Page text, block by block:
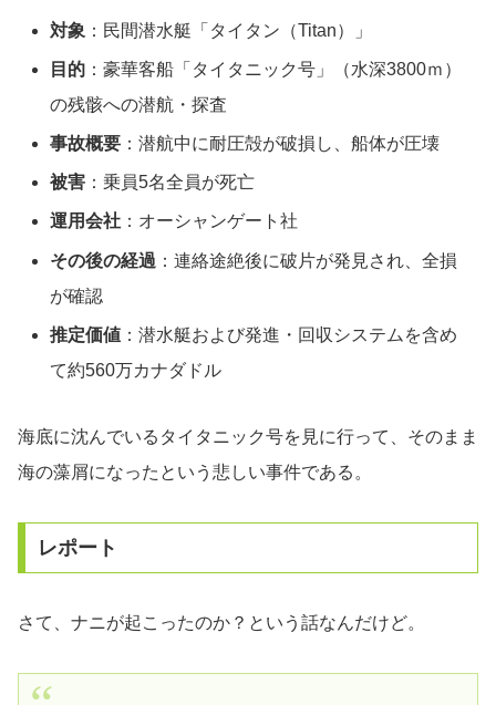
対象 ：民間潜水艇「タイタン（Titan）」
目的 ：豪華客船「タイタニック号」（水深3800ｍ）
の残骸への潜航・探査
事故概要 ：潜航中に耐圧殻が破損し、船体が圧壊
被害 ：乗員5名全員が死亡
運用会社 ：オーシャンゲート社
その後の経過 ：連絡途絶後に破片が発見され、全損
が確認
推定価値 ：潜水艇および発進・回収システムを含め
て約560万カナダドル
海底に沈んでいるタイタニック号を見に行って、そのまま
海の藻屑になったという悲しい事件である。
レポート
さて、ナニが起こったのか？という話なんだけど。